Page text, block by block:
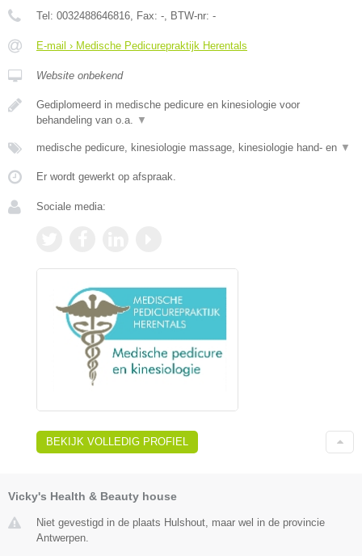
Tel: 0032488646816, Fax: -, BTW-nr: -
E-mail › Medische Pedicurepraktijk Herentals
Website onbekend
Gediplomeerd in medische pedicure en kinesiologie voor
behandeling van o.a. ▼
medische pedicure, kinesiologie massage, kinesiologie hand- en ▼
Er wordt gewerkt op afspraak.
Sociale media:
BEKIJK VOLLEDIG PROFIEL
Vicky's Health & Beauty house
Niet gevestigd in de plaats Hulshout, maar wel in de provincie
Antwerpen.